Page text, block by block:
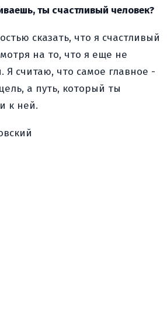
ты счастливый человек?
сказать, что я счастливый
на то, что я еще не
Я считаю, что самое главное -
а путь, который ты
к ней.